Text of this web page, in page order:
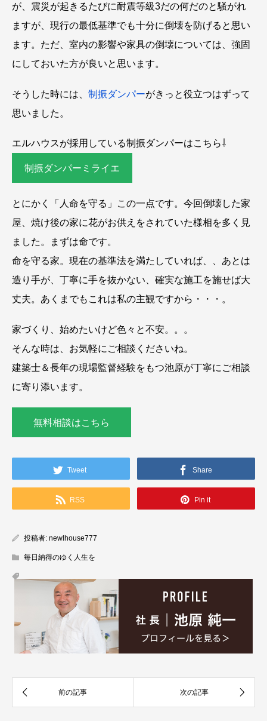
が、震災が起きるたびに耐震等級3だの何だのと騒がれ
ますが、現行の最低基準でも十分に倒壊を防げると思い
ます。ただ、室内の影響や家具の倒壊については、強固
にしておいた方が良いと思います。
そうした時には、 制振ダンパーがきっと役立つはずって
思いました。
エルハウスが採用している制振ダンパーはこちら⇩
制振ダンパーミライエ
とにかく「人命を守る」この一点です。今回倒壊した家
屋、焼け後の家に花がお供えをされていた様相を多く見
ました。まずは命です。
命を守る家。現在の基準法を満たしていれば、、あとは
造り手が、丁寧に手を抜かない、確実な施工を施せば大
丈夫。あくまでもこれは私の主観ですから・・・。
家づくり、始めたいけど色々と不安。。。
そんな時は、お気軽にご相談くださいね。
建築士＆長年の現場監督経験をもつ池原が丁寧にご相談
に寄り添います。
無料相談はこちら
Tweet Share
RSS Pin it
投稿者: newlhouse777
毎日納得のゆく人生を